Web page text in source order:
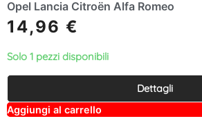
Opel Lancia Citroën Alfa Romeo
14,96 €
Solo 1 pezzi disponibili
Dettagli
Aggiungi al carrello
lt